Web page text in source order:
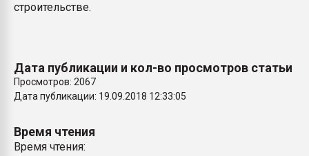
строительстве.
Дата публикации и кол-во просмотров статьи
Просмотров: 2067
Дата публикации: 19.09.2018 12:33:05
Время чтения
Время чтения: